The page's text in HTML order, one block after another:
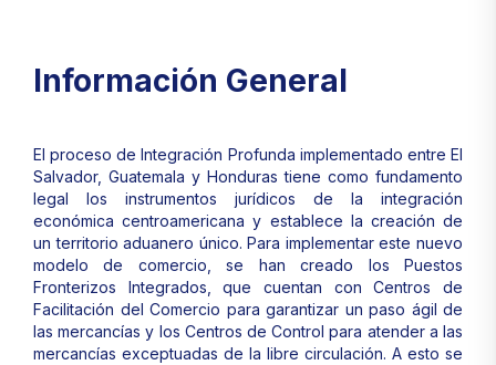
Información General
El proceso de Integración Profunda implementado entre El
Salvador, Guatemala y Honduras tiene como fundamento
legal los instrumentos jurídicos de la integración
económica centroamericana y establece la creación de
un territorio aduanero único. Para implementar este nuevo
modelo de comercio, se han creado los Puestos
Fronterizos Integrados, que cuentan con Centros de
Facilitación del Comercio para garantizar un paso ágil de
las mercancías y los Centros de Control para atender a las
mercancías exceptuadas de la libre circulación. A esto se